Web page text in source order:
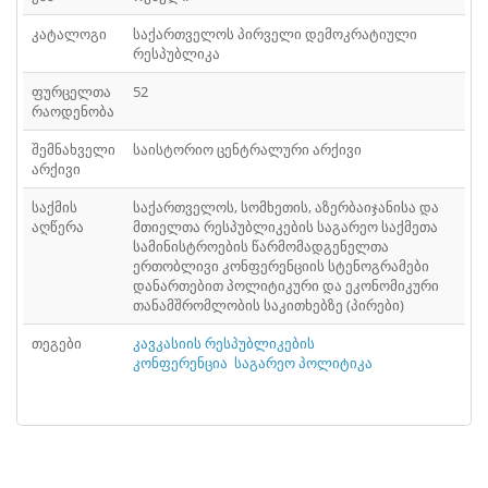
41
42
ᲤᲐᲘᲚᲘ
44
ᲤᲐᲘᲚᲘ 45
ᲤᲐᲘᲚᲘ 46
47
ᲤᲐᲘᲚᲘ 48
49
კატალოგი
საქართველოს პირველი დემოკრატიული
რესპუბლიკა
ფურცელთა
რაოდენობა
52
შემნახველი
არქივი
საისტორიო ცენტრალური არქივი
საქმის
აღწერა
საქართველოს, სომხეთის, აზერბაიჯანისა და
მთიელთა რესპუბლიკების საგარეო საქმეთა
სამინისტროების წარმომადგენელთა
ერთობლივი კონფერენციის სტენოგრამები
დანართებით პოლიტიკური და ეკონომიკური
თანამშრომლობის საკითხებზე (პირები)
თეგები
კავკასიის რესპუბლიკების
კონფერენცია საგარეო პოლიტიკა